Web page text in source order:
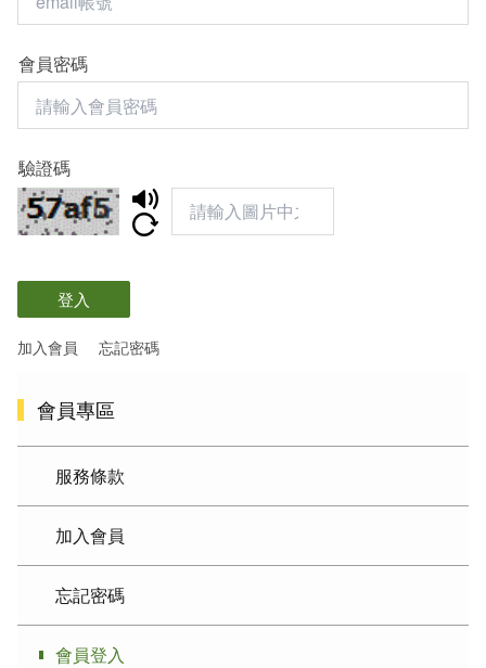
會員密碼
驗證碼
登入
加入會員 忘記密碼
會員專區
服務條款
加入會員
忘記密碼
會員登入